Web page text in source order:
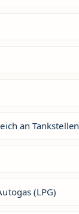
an Tankstellen
(LPG)